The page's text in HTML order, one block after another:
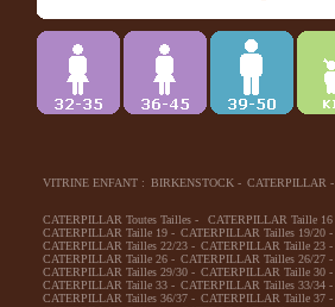
VITRINE ENFANT : BIRKENSTOCK - CATERPILLAR -
CATERPILLAR Toutes Tailles - CATERPILLAR Taille 16
CATERPILLAR Taille 19 - CATERPILLAR Tailles 19/20 -
CATERPILLAR Tailles 22/23 - CATERPILLAR Taille 23 -
CATERPILLAR Taille 26 - CATERPILLAR Tailles 26/27 -
CATERPILLAR Tailles 29/30 - CATERPILLAR Taille 30 -
CATERPILLAR Taille 33 - CATERPILLAR Tailles 33/34 -
CATERPILLAR Tailles 36/37 - CATERPILLAR Taille 37 -